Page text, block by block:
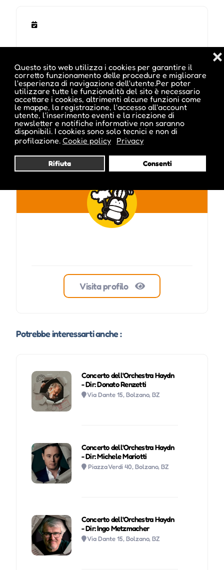
Questo sito web utilizza i cookies per garantire il
corretto funzionamento delle procedure e migliorare
l'esperienza di navigazione dell'utente.Per poter
utilizzare tutte le funzionalità del sito è necessario
accettare i cookies, altrimenti alcune funzioni come
le mappe, la registrazione, l'accesso all'account
utente, l'inserimento eventi e la ricezione di
newsletter e notifiche informative non saranno
disponibili. I cookies sono solo tecnici e non di
profilazione. Cookie policy Privacy
Rifiuta Consenti
❌
Pubblicato da :
parkhotellaurin
Visita profilo
Potrebbe interessarti anche :
Concerto dell'Orchestra Haydn
- Dir: Donato Renzetti
Via Dante 15, Bolzano, BZ
Concerto dell'Orchestra Haydn
- Dir: Michele Mariotti
Piazza Verdi 40, Bolzano, BZ
Concerto dell'Orchestra Haydn
- Dir: Ingo Metzmacher
Via Dante 15, Bolzano, BZ